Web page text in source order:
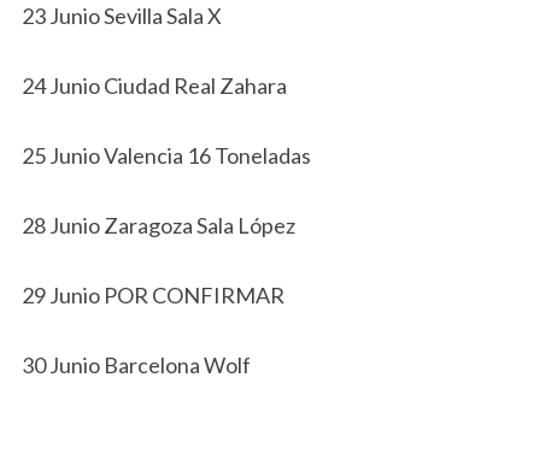
23 Junio Sevilla Sala X
24 Junio Ciudad Real Zahara
25 Junio Valencia 16 Toneladas
28 Junio Zaragoza Sala López
29 Junio POR CONFIRMAR
30 Junio Barcelona Wolf